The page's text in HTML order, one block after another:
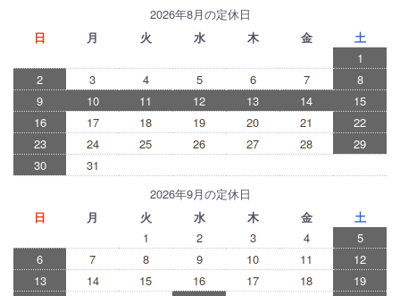
2026年8月の定休日
日
月 火 水 木 金
土
1
2
3 4 5 6 7
8
9
10 11 12 13 14
15
16
17 18 19 20 21
22
23
24 25 26 27 28
29
30
31
2026年9月の定休日
日
月 火 水 木 金
土
1
2 3 4
5
6
7 8 9 10 11
12
13
14 15 16 17 18
19